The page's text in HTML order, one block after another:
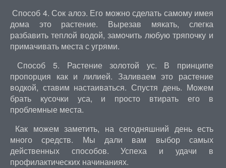
Способ 4. Сок алоэ. Его можно сделать самому имея
дома это растение. Вырезав мякать, слегка
разбавить теплой водой, замочить любую тряпочку и
примачивать места с угрями.
Способ 5. Растение золотой ус. В принципе
пропорция как и лилией. Заливаем это растение
водкой, ставим настаиваться. Спустя день. Можем
брать кусочки уса, и просто втирать его в
проблемные места.
Как можем заметить, на сегодняшний день есть
много средств. Мы дали вам выбор самых
действенных способов. Успеха и удачи в
профилактических начинаниях.